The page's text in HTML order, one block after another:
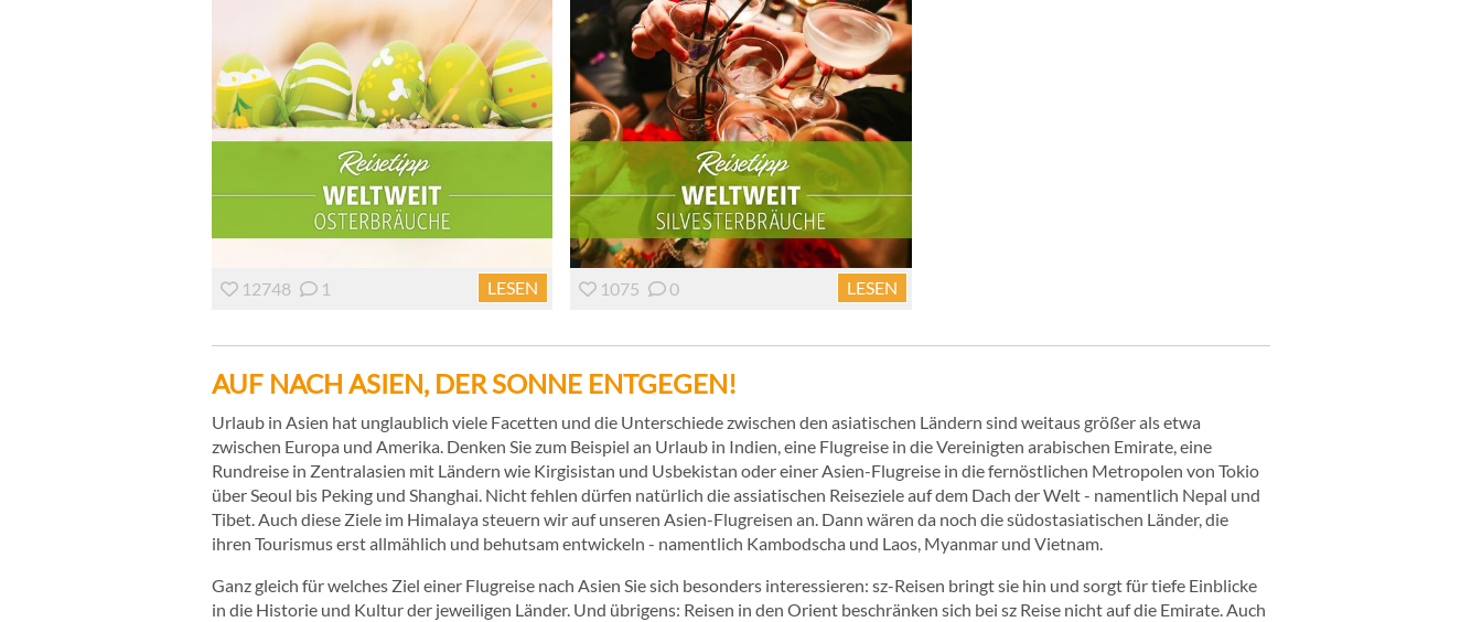
12748 1 LESEN 1075 0 LESEN
AUF NACH ASIEN, DER SONNE ENTGEGEN!
Urlaub in Asien hat unglaublich viele Facetten und die Unterschiede zwischen den asiatischen Ländern sind weitaus größer als etwa
zwischen Europa und Amerika. Denken Sie zum Beispiel an Urlaub in Indien, eine Flugreise in die Vereinigten arabischen Emirate, eine
Rundreise in Zentralasien mit Ländern wie Kirgisistan und Usbekistan oder einer Asien-Flugreise in die fernöstlichen Metropolen von Tokio
über Seoul bis Peking und Shanghai. Nicht fehlen dürfen natürlich die assiatischen Reiseziele auf dem Dach der Welt - namentlich Nepal und
Tibet. Auch diese Ziele im Himalaya steuern wir auf unseren Asien-Flugreisen an. Dann wären da noch die südostasiatischen Länder, die
ihren Tourismus erst allmählich und behutsam entwickeln - namentlich Kambodscha und Laos, Myanmar und Vietnam.
Ganz gleich für welches Ziel einer Flugreise nach Asien Sie sich besonders interessieren: sz-Reisen bringt sie hin und sorgt für tiefe Einblicke
in die Historie und Kultur der jeweiligen Länder. Und übrigens: Reisen in den Orient beschränken sich bei sz Reise nicht auf die Emirate. Auch